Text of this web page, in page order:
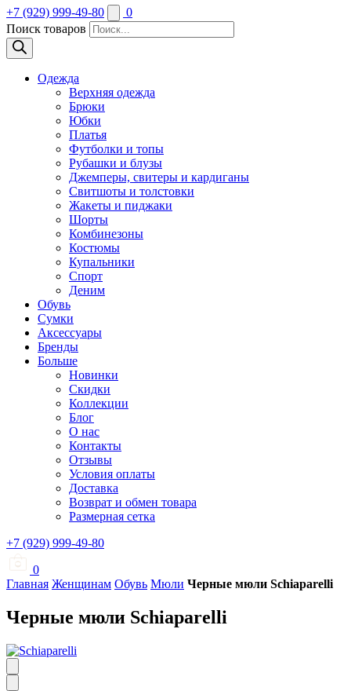
+7 (929) 999-49-80
0
Поиск товаров
Одежда
Верхняя одежда
Брюки
Юбки
Платья
Футболки и топы
Рубашки и блузы
Джемперы, свитеры и кардиганы
Свитшоты и толстовки
Жакеты и пиджаки
Шорты
Комбинезоны
Костюмы
Купальники
Спорт
Деним
Обувь
Сумки
Аксессуары
Бренды
Больше
Новинки
Скидки
Коллекции
Блог
О нас
Контакты
Отзывы
Условия оплаты
Доставка
Возврат и обмен товара
Размерная сетка
+7 (929) 999-49-80
0
Главная Женщинам Обувь Мюли Черные мюли Schiaparelli
Черные мюли Schiaparelli